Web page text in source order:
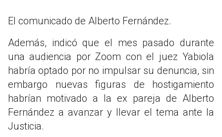
El comunicado de Alberto Fernández.
Además, indicó que el mes pasado durante
una audiencia por Zoom con el juez Yabiola
habría optado por no impulsar su denuncia, sin
embargo nuevas figuras de hostigamiento
habrían motivado a la ex pareja de Alberto
Fernández a avanzar y llevar el tema ante la
Justicia.